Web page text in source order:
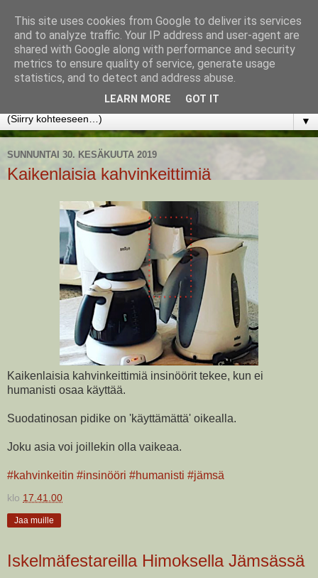
www.jyrkikokko.fi
Uusi Suunta - Jokainen hetki tarjoaa tilaisuuden muuttaa
▼
SUNNUNTAI 30. KESÄKUUTA 2019
Kaikenlaisia kahvinkeittimiä
Kaikenlaisia kahvinkeittimiä insinöörit tekee, kun ei
humanisti osaa käyttää.
Suodatinosan pidike on 'käyttämättä' oikealla.
Joku asia voi joillekin olla vaikeaa.
#kahvinkeitin #insinööri #humanisti #jämsä
klo 17.41.00
Jaa muille
Iskelmäfestareilla Himoksella Jämsässä
This site uses cookies from Google to deliver its services
and to analyze traffic. Your IP address and user-agent are
shared with Google along with performance and security
metrics to ensure quality of service, generate usage
statistics, and to detect and address abuse.
LEARN MORE GOT IT